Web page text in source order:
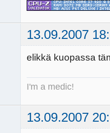
13.09.2007
elikkä kuopassa
I'm a medic!
13.09.2007